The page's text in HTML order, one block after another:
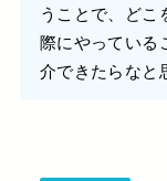
うことで、
どこ
際にやっている
介できたらなと